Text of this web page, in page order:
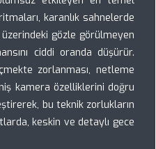
karanlık sahnelerde
gözle görülmeyen
ciddi oranda düşürür.
zorlanması, netleme
kamera özelliklerini doğru
bu teknik zorlukların
keskin ve detaylı gece